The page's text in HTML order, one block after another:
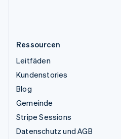
Ressourcen
Leitfäden
Kundenstories
Blog
Gemeinde
Stripe Sessions
Datenschutz und AGB